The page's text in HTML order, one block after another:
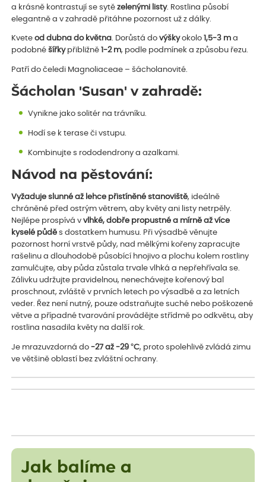
a krásně kontrastují se sytězelenými listy. Rostlina působí
elegantně a v zahradě přitáhne pozornost už z dálky.
Kveteod dubna do května. Dorůstá dovýškyokolo 1,5-3 m a
podobnéšířkypřibližně 1-2 m, podle podmínek a způsobu řezu.
Patří do čeledi Magnoliaceae – šácholanovité.
Šácholan 'Susan' v zahradě:
Vynikne jako solitér na trávníku.
Hodí se k terase či vstupu.
Kombinujte s rododendrony a azalkami.
Návod na pěstování:
Vyžaduje slunné až lehce přistíněné stanoviště, ideálně
chráněné před ostrým větrem, aby květy ani listy netrpěly.
Nejlépe prospívá vvlhké, dobře propustné a mírně až více
kyselé půdě s dostatkem humusu. Při výsadbě věnujte
pozornost horní vrstvě půdy, nad mělkými kořeny zapracujte
rašelinu a dlouhodobě působící hnojivo a plochu kolem rostliny
zamulčujte, aby půda zůstala trvale vlhká a nepřehřívala se.
Zálivku udržujte pravidelnou, nenechávejte kořenový bal
proschnout, zvláště v prvních letech po výsadbě a za letních
veder. Řez není nutný, pouze odstraňujte suché nebo poškozené
větve a případné tvarování provádějte střídmě po odkvětu, aby
rostlina nasadila květy na další rok.
Je mrazuvzdorná do-27 až -29 °C, proto spolehlivě zvládá zimu
ve většině oblastí bez zvláštní ochrany.
Jak balíme a